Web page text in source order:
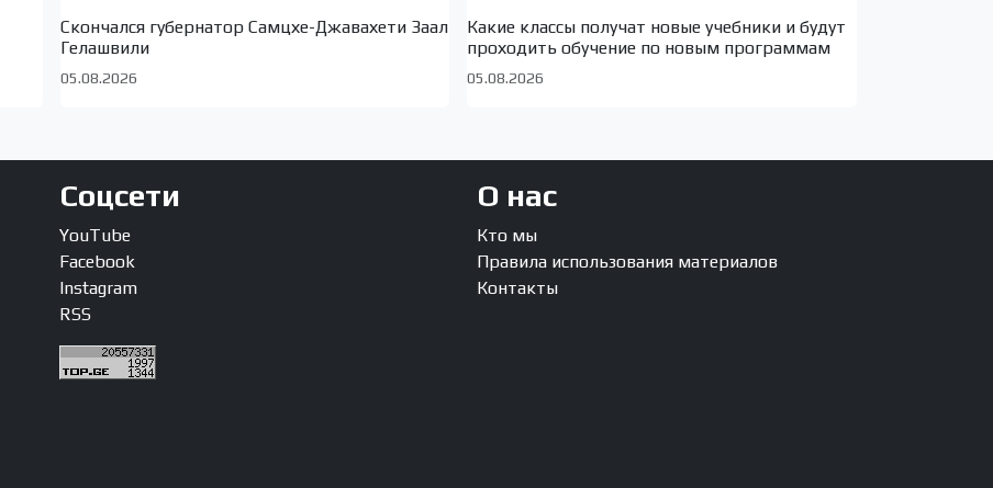
Скончался губернатор Самцхе-Джавахети Заал
Гелашвили
05.08.2026
Какие классы получат новые учебники и будут
проходить обучение по новым программам
05.08.2026
Соцсети
YouTube
Facebook
Instagram
RSS
О нас
Кто мы
Правила использования материалов
Контакты